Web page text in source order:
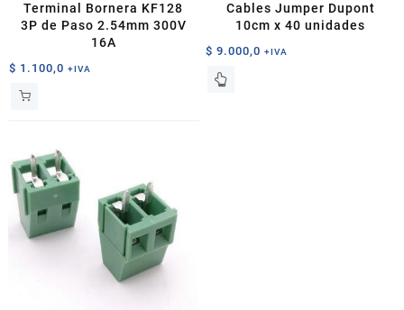
Terminal Bornera KF128
3P de Paso 2.54mm 300V
16A
$ 1.100,0 +IVA
Cables Jumper Dupont
10cm x 40 unidades
$ 9.000,0 +IVA
Este